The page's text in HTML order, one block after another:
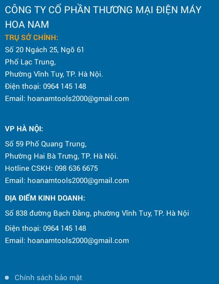
CÔNG TY CỔ PHẦN THƯƠNG MẠI ĐIỆN MÁY
HOA NAM
TRỤ SỞ CHÍNH:
Số 20 Ngách 25, Ngõ 61
Phố Lạc Trung,
Phường Vĩnh Tuy, TP. Hà Nội.
Điện thoại: 0964 145 148
Email: hoanamtools2000@gmail.com
VP HÀ NỘI:
Số 59 Phố Quang Trung,
Phường Hai Bà Trưng, TP. Hà Nội.
Hotline CSKH: 098 636 6675
Email: hoanamtools2000@gmail.com
ĐỊA ĐIỂM KINH DOANH:
Số 838 đường Bạch Đằng, phường Vĩnh Tuy, TP. Hà Nội
Điện thoại: 0964 145 148
Email: hoanamtools2000@gmail.com
Chính sách bảo mật